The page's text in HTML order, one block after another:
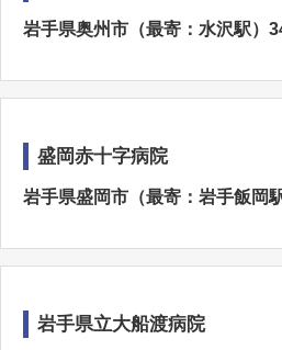
岩手県奥州市（最寄：水沢駅）
盛岡赤十字病院
岩手県盛岡市（最寄：岩手飯岡
岩手県立大船渡病院